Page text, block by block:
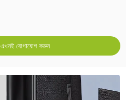
এখনই যোগাযোগ করুন